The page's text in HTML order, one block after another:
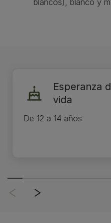
blancos), blanco y
Esperanza
vida
De 12 a 14 años